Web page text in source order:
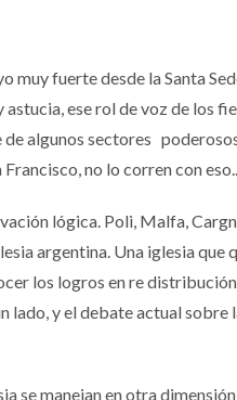
muy fuerte desde la Santa
ese rol de voz de los
de algunos sectores
no lo corren con
lógica. Poli, Malfa,
argentina. Una iglesia que
los logros en re
lado, y el debate actual sobre
se manejan en otra